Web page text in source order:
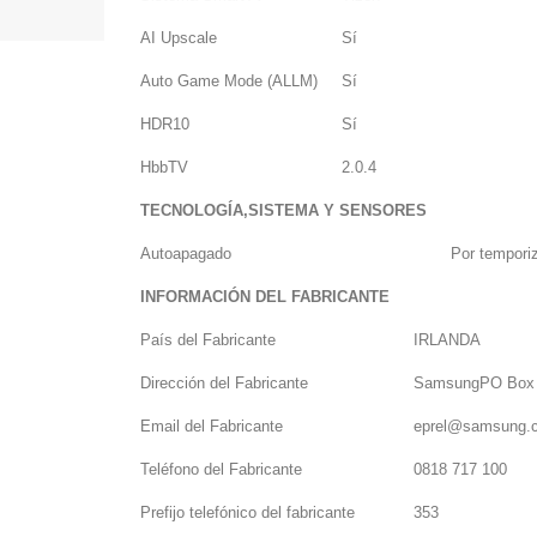
AI Upscale Sí
Auto Game Mode (ALLM) Sí
HDR10 Sí
HbbTV 2.0.4
TECNOLOGÍA,SISTEMA Y SENSORES
Autoapagado Por
INFORMACIÓN DEL FABRICANTE
País del Fabricante IRLANDA
Dirección del Fabricante SamsungPO
Email del Fabricante
Teléfono del Fabricante 0818 717 100
Prefijo telefónico del fabricante 353